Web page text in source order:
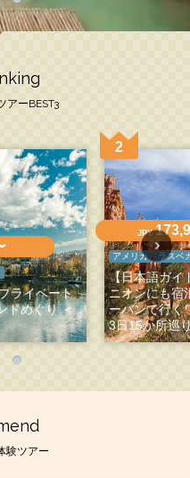
アーBEST3
ライベート
ドめぐり ＜
JPY
アメリカ ラスベ
【日本語ガイ
ニオンにも
ーバンで行く
3日15か所巡
験ツアー